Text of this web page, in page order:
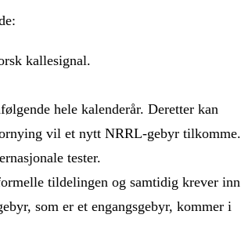
kallesignal.
hele kalenderår. Deretter kan
vil et nytt NRRL-gebyr tilkomme.
tester.
tildelingen og samtidig krever inn
som er et engangsgebyr, kommer i